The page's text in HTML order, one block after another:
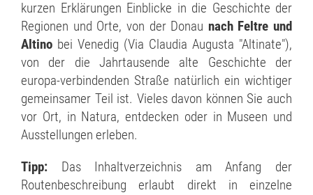
kurzen Erklärungen Einblicke in die Geschichte der
Regionen und Orte, von der Donau nach Feltre und
Altino bei Venedig (Via Claudia Augusta "Altinate"),
von der die Jahrtausende alte Geschichte der
europa-verbindenden Straße natürlich ein wichtiger
gemeinsamer Teil ist. Vieles davon können Sie auch
vor Ort, in Natura, entdecken oder in Museen und
Ausstellungen erleben.
Tipp:
Das Inhaltverzeichnis am Anfang der
Routenbeschreibung erlaubt direkt in einzelne